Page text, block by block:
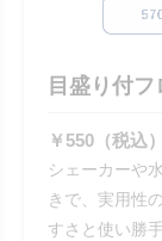
目盛り付
￥550（税込）
シェーカーや
きで、実用性
すさと使い勝